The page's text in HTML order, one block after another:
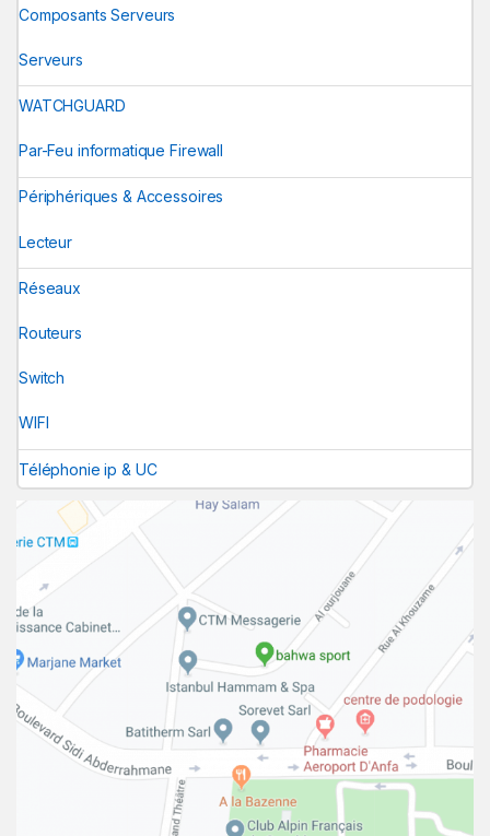
Composants Serveurs
Serveurs
WATCHGUARD
Par-Feu informatique Firewall
Périphériques & Accessoires
Lecteur
Réseaux
Routeurs
Switch
WIFI
Téléphonie ip & UC